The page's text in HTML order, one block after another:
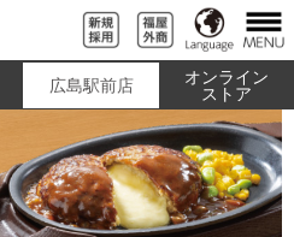
広島駅前店
オンライン
ストア